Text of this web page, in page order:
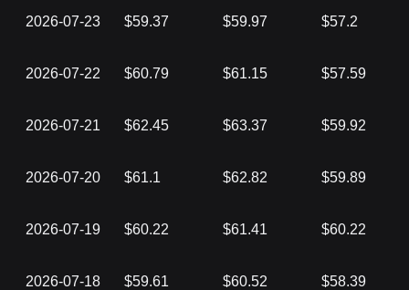
2026-07-23 $59.37 $59.97 $57.2
2026-07-22 $60.79 $61.15 $57.59
2026-07-21 $62.45 $63.37 $59.92
2026-07-20 $61.1 $62.82 $59.89
2026-07-19 $60.22 $61.41 $60.22
2026-07-18 $59.61 $60.52 $58.39